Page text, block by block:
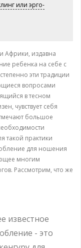
или эрго-
Африки, издавна
ребенка на себе с
эти традиции
вопросами
в тесном
чувствует себя
большое
такой практики
для ношения
многим
Рассмотрим, что же
известное
- это